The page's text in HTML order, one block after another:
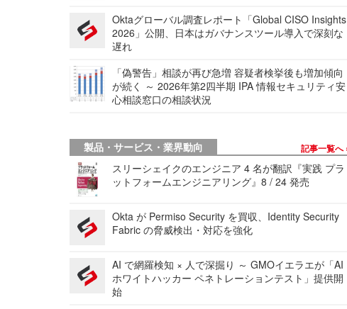
Oktaグローバル調査レポート「Global CISO Insights
2026」公開、日本はガバナンスツール導入で深刻な
遅れ
「偽警告」相談が再び急増 容疑者検挙後も増加傾向
が続く ～ 2026年第2四半期 IPA 情報セキュリティ安
心相談窓口の相談状況
製品・サービス・業界動向 記事一覧へ
スリーシェイクのエンジニア 4 名が翻訳『実践 プラ
ットフォームエンジニアリング』8 / 24 発売
Okta が Permiso Security を買収、Identity Security
Fabric の脅威検出・対応を強化
AI で網羅検知 × 人で深掘り ～ GMOイエラエが「AI
ホワイトハッカー ペネトレーションテスト」提供開
始